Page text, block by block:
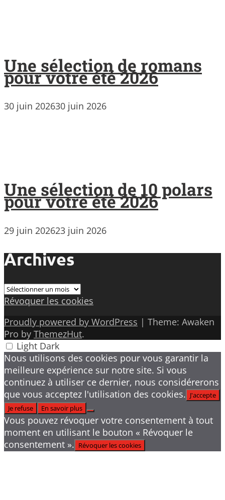
Une sélection de romans
pour votre été 2026
30 juin 202630 juin 2026
Une sélection de 10 polars
pour votre été 2026
29 juin 202623 juin 2026
Archives
Archives
Révoquer les cookies
Proudly powered by WordPress | Theme: Awaken
Pro by ThemezHut.
Light Dark
Nous utilisons des cookies pour vous garantir la
meilleure expérience sur notre site. Si vous
continuez à utiliser ce dernier, nous considérerons
que vous acceptez l'utilisation des cookies. J'accepte
Je refuse
En savoir plus
Vous pouvez révoquer votre consentement à tout
moment en utilisant le bouton « Révoquer le
consentement ». Révoquer les cookies